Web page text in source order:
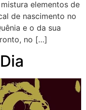
elementos de
de nascimento no
e o da sua
no […]